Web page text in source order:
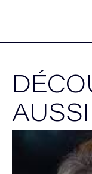
AUSSI